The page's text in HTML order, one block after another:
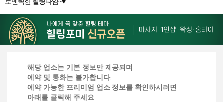
해당 업소는 기본 정보만 제공되며
예약 및 통화는 불가합니다.
예약 가능한 프리미엄 업소 정보를 확인하시려면
아래를 클릭해 주세요